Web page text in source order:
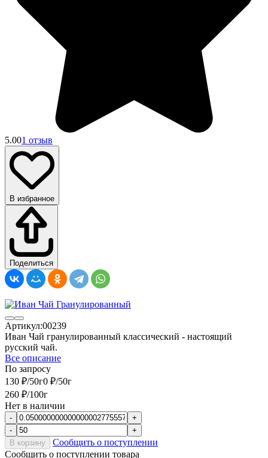
5.001 отзыв
В избранное
Поделиться
Артикул:00239
Иван Чай гранулированный классический - настоящий
русский чай.
Все описание
По запросу
130 ₽/50г0 ₽/50г
260 ₽/100г
Нет в наличии
-
+
-
+
В корзину
Сообщить о поступлении
Сообщить о поступлении товара